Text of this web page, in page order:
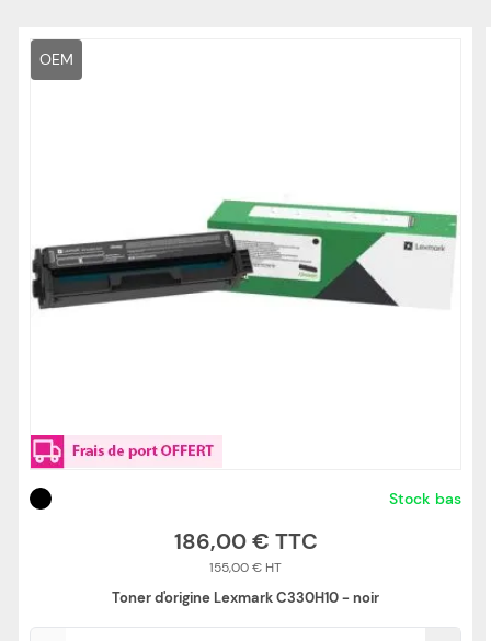
OEM
Stock bas
186,00 €
155,00 €
Toner d'origine Lexmark C330H10 - noir